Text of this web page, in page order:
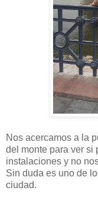
Nos acercamos a la
del monte para ver si
instalaciones y no
Sin duda es uno de
ciudad.